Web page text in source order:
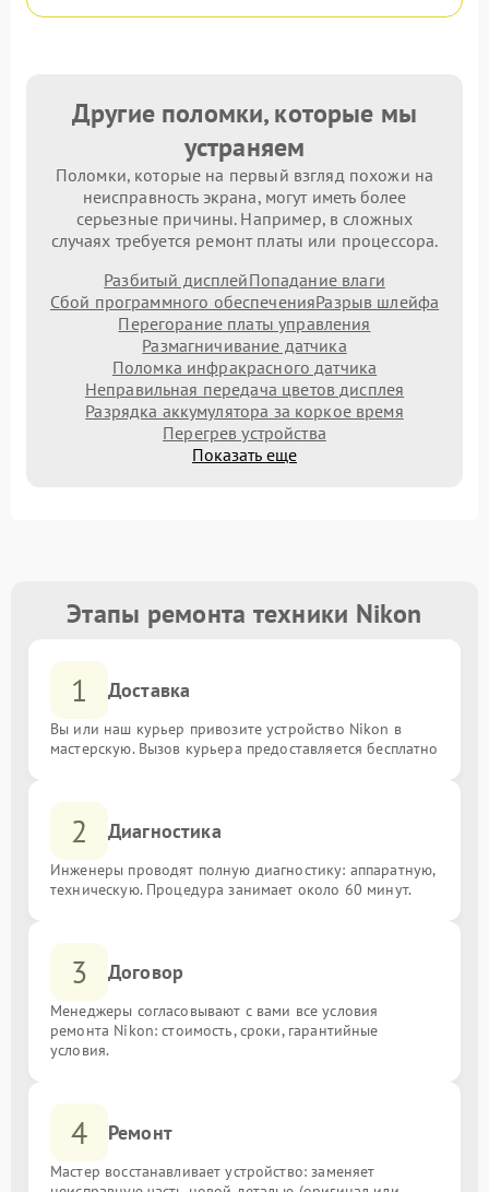
Другие поломки, которые мы
устраняем
Поломки, которые на первый взгляд похожи на
неисправность экрана, могут иметь более
серьезные причины. Например, в сложных
случаях требуется ремонт платы или процессора.
Разбитый дисплейПопадание влаги
Сбой программного обеспеченияРазрыв шлейфа
Перегорание платы управления
Размагничивание датчика
Поломка инфракрасного датчика
Неправильная передача цветов дисплея
Разрядка аккумулятора за коркое время
Перегрев устройства
Показать еще
Этапы ремонта техники Nikon
1 Доставка
Вы или наш курьер привозите устройство Nikon в
мастерскую. Вызов курьера предоставляется бесплатно
2 Диагностика
Инженеры проводят полную диагностику: аппаратную,
техническую. Процедура занимает около 60 минут.
3 Договор
Менеджеры согласовывают с вами все условия
ремонта Nikon: стоимость, сроки, гарантийные
условия.
4 Ремонт
Мастер восстанавливает устройство: заменяет